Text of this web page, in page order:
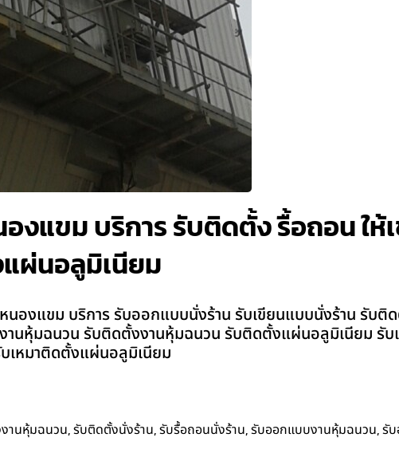
แขม บริการ รับติดตั้ง รื้อถอน ให้
ผ่นอลูมิเนียม
งแขม บริการ รับออกแบบนั่งร้าน รับเขียนแบบนั่งร้าน รับติ
านหุ้มฉนวน รับติดตั้งงานหุ้มฉนวน รับติดตั้งแผ่นอลูมิเนียม รั
เหมาติดตั้งแผ่นอลูมิเนียม
านหุ้มฉนวน,รับติดตั้งนั่งร้าน,รับรื้อถอนนั่งร้าน,รับออกแบบงานหุ้มฉนวน,รั